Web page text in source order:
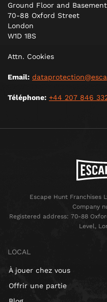
Ground Floor and
70-88 Oxford Street
London
W1D 1BS
Attn. Cookies
Email:
Téléphone: +44 207 846
Escape Hunt Franchises
Company
Registered address: 70-88
Level,
LOCAL
À jouer chez vous
Offrir une partie